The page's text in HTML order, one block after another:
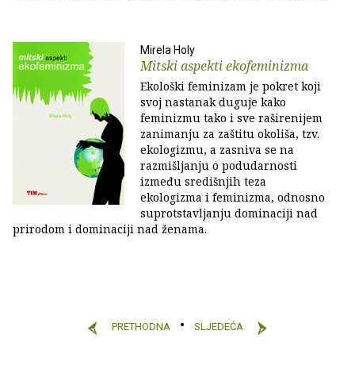
Mirela Holy
Mitski aspekti ekofeminizma
Ekološki feminizam je pokret koji
svoj nastanak duguje kako
feminizmu tako i sve raširenijem
zanimanju za zaštitu okoliša, tzv.
ekologizmu, a zasniva se na
razmišljanju o podudarnosti
između središnjih teza
ekologizma i feminizma, odnosno
suprotstavljanju dominaciji nad
prirodom i dominaciji nad ženama.
PRETHODNA SLJEDEĆA